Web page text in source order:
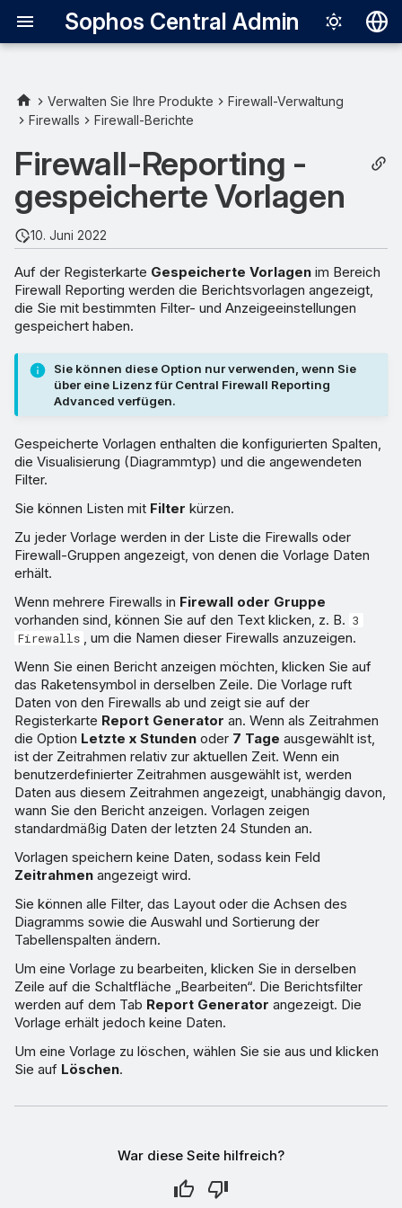
Sophos Central Admin
English
Italiano
Português
Verwalten Sie Ihre Produkte
Firewall-Verwaltung
Firewalls
Firewall-Berichte
Firewall-Reporting -
gespeicherte Vorlagen
10. Juni 2022
Auf der Registerkarte Gespeicherte Vorlagen im Bereich
Firewall Reporting werden die Berichtsvorlagen angezeigt,
die Sie mit bestimmten Filter- und Anzeigeeinstellungen
gespeichert haben.
Sie können diese Option nur verwenden, wenn Sie
über eine Lizenz für Central Firewall Reporting
Advanced verfügen.
Gespeicherte Vorlagen enthalten die konfigurierten Spalten,
die Visualisierung (Diagrammtyp) und die angewendeten
Filter.
Sie können Listen mit Filter kürzen.
Zu jeder Vorlage werden in der Liste die Firewalls oder
Firewall-Gruppen angezeigt, von denen die Vorlage Daten
erhält.
Wenn mehrere Firewalls in Firewall oder Gruppe
vorhanden sind, können Sie auf den Text klicken, z. B. 3
Firewalls , um die Namen dieser Firewalls anzuzeigen.
Wenn Sie einen Bericht anzeigen möchten, klicken Sie auf
das Raketensymbol in derselben Zeile. Die Vorlage ruft
Daten von den Firewalls ab und zeigt sie auf der
Registerkarte Report Generator an. Wenn als Zeitrahmen
die Option Letzte x Stunden oder 7 Tage ausgewählt ist,
ist der Zeitrahmen relativ zur aktuellen Zeit. Wenn ein
benutzerdefinierter Zeitrahmen ausgewählt ist, werden
Daten aus diesem Zeitrahmen angezeigt, unabhängig davon,
wann Sie den Bericht anzeigen. Vorlagen zeigen
standardmäßig Daten der letzten 24 Stunden an.
Vorlagen speichern keine Daten, sodass kein Feld
Zeitrahmen angezeigt wird.
Sie können alle Filter, das Layout oder die Achsen des
Diagramms sowie die Auswahl und Sortierung der
Tabellenspalten ändern.
Um eine Vorlage zu bearbeiten, klicken Sie in derselben
Zeile auf die Schaltfläche „Bearbeiten“. Die Berichtsfilter
werden auf dem Tab Report Generator angezeigt. Die
Vorlage erhält jedoch keine Daten.
Um eine Vorlage zu löschen, wählen Sie sie aus und klicken
Sie auf Löschen.
War diese Seite hilfreich?